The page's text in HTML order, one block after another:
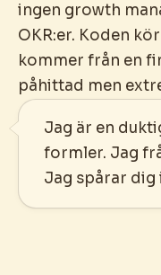
ingen growth
OKR:er. Koden
kommer från en
påhittad men
Jag är en
formler. Jag
Jag spårar dig